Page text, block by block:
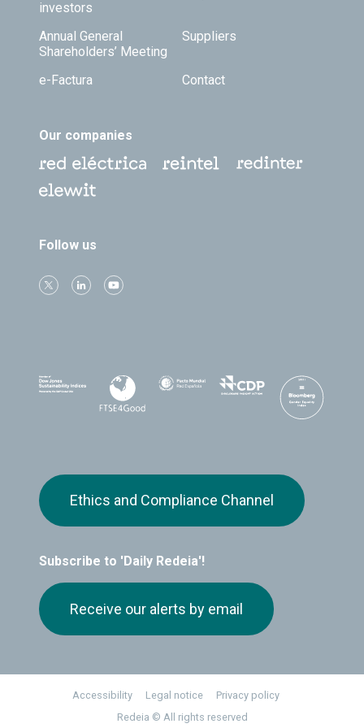
investors
Annual General
Shareholders’ Meeting
Suppliers
e-Factura Contact
Our companies
Follow us
Subscribe to 'Daily Redeia'!
Receive our alerts by email
Ethics and Compliance Channel
Footer
Accessibility Legal notice
Privacy policy
Redeia © All rights reserved